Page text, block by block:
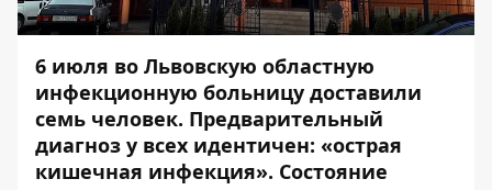
6 июля во Львовскую областную
инфекционную больницу доставили
семь человек. Предварительный
диагноз у всех идентичен: «острая
кишечная инфекция». Состояние